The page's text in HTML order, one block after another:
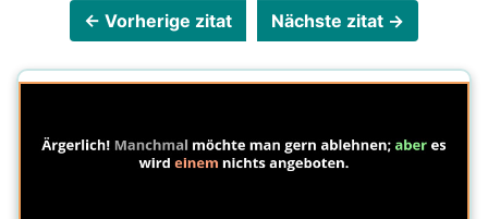
← Vorherige zitat Nächste zitat →